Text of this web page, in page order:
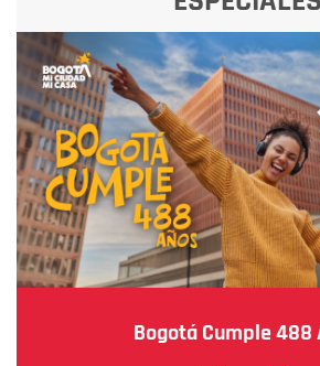
Bogotá Cumple 488